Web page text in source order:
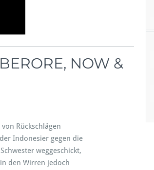
NOW &
Rückschlägen
Indonesier gegen die
weggeschickt,
den Wirren jedoch